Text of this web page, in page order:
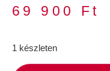
69 900 Ft
1 készleten